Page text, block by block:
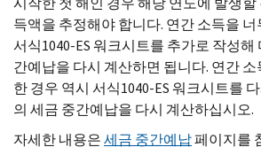
득액을 추정해야 합니다. 연간 소득을
서식1040-ES워크시트를 추가로 작성해
간예납을 다시 계산하면 됩니다. 연간
한 경우 역시 서식1040-ES워크시트를
의 세금 중간예납을 다시 계산하십시오.
자세한 내용은세금 중간예납페이지를